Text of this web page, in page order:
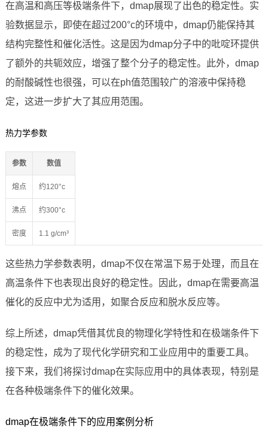
在高温和高压等极端条件下，dmap展现了出色的稳定性。实
验数据显示，即使在超过200°c的环境中，dmap仍能保持其
结构完整性和催化活性。这是因为dmap分子中的吡啶环提供
了额外的共轭效应，增强了整个分子的稳定性。此外，dmap
的耐酸碱性也很强，可以在ph值范围较广的溶液中保持稳
定，这进一步扩大了其应用范围。
热力学参数
参数 数值
熔点 约120°c
沸点 约300°c
密度 1.1 g/cm³
这些热力学参数表明，dmap不仅在常温下易于处理，而且在
高温条件下也表现出良好的稳定性。因此，dmap在需要高温
催化的反应中尤为适用，如聚合反应和脱水反应等。
综上所述，dmap凭借其优良的物理化学特性和在极端条件下
的稳定性，成为了现代化学研究和工业应用中的重要工具。
接下来，我们将探讨dmap在实际应用中的具体表现，特别是
在各种极端条件下的催化效果。
dmap在极端条件下的应用案例分析